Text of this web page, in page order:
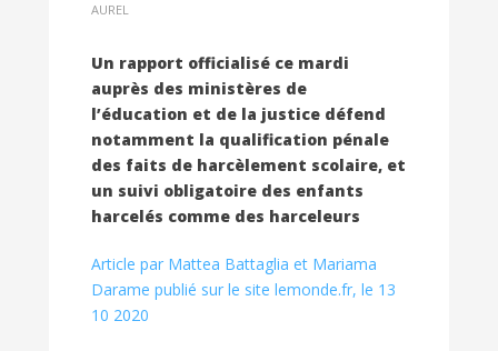
AUREL
Un rapport officialisé ce mardi
auprès des ministères de
l’éducation et de la justice défend
notamment la qualification pénale
des faits de harcèlement scolaire, et
un suivi obligatoire des enfants
harcelés comme des harceleurs
Article par Mattea Battaglia et Mariama
Darame publié sur le site lemonde.fr, le 13
10 2020